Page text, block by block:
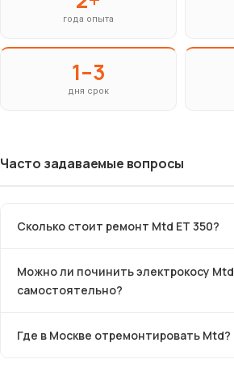
года опыта
1–3
дня срок
Часто задаваемые вопросы
Сколько стоит ремонт Mtd ET 350?
Можно ли починить электрокосу Mtd
самостоятельно?
Где в Москве отремонтировать Mtd?